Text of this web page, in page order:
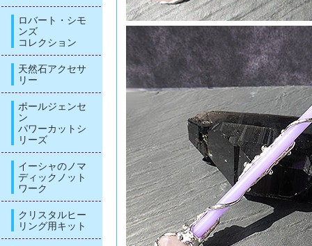
ロバート・シモ
ンズ
コレクション
天然石アクセサ
リー
ポールジェンセ
ン
パワーカットシ
リーズ
イーシャのノマ
ディックノット
ワーク
クリスタルヒー
リング用キット